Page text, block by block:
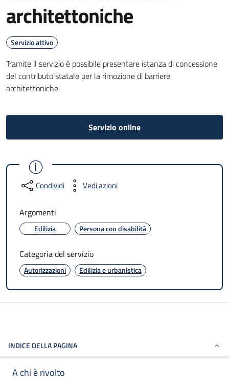
architettoniche
Servizio attivo
Tramite il servizio è possibile presentare istanza di concessione
del contributo statale per la rimozione di barriere
architettoniche.
Servizio online
Condividi Vedi azioni
Argomenti
Edilizia Persona con disabilità
Categoria del servizio
Autorizzazioni Edilizia e urbanistica
INDICE DELLA PAGINA
A chi è rivolto